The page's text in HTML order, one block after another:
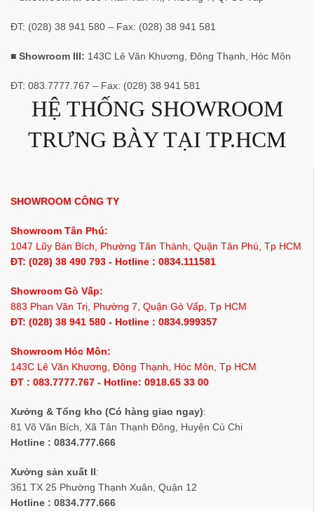
ĐT: (028) 38 941 580 – Fax: (028) 38 941 581
■ Showroom III: 143C Lê Văn Khương, Đông Thạnh, Hóc Môn
ĐT: 083.7777.767 – Fax: (028) 38 941 581
HỆ THỐNG SHOWROOM
TRƯNG BÀY TẠI TP.HCM
SHOWROOM CÔNG TY
Showroom Tân Phú:
1047 Lũy Bán Bích, Phường Tân Thành, Quận Tân Phú, Tp HCM
ĐT: (028) 38 490 793 - Hotline : 0834.111581
Showroom Gò Vấp:
883 Phan Văn Trị, Phường 7, Quận Gò Vấp, Tp HCM
ĐT: (028) 38 941 580 - Hotline : 0834.999357
Showroom Hóc Môn:
143C Lê Văn Khương, Đông Thạnh, Hóc Môn, Tp HCM
ĐT : 083.7777.767 - Hotline: 0918.65 33 00
Xưởng & Tổng kho (Có hàng giao ngay):
81 Võ Văn Bích, Xã Tân Thạnh Đông, Huyện Củ Chi
Hotline : 0834.777.666
Xưởng sản xuất II:
361 TX 25 Phường Thạnh Xuân, Quận 12
Hotline : 0834.777.666